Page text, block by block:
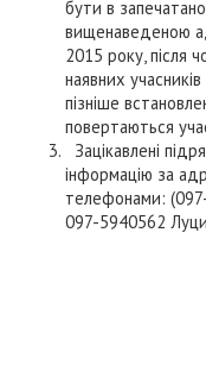
бути в
вищенаведеною
2015 року, після
наявних
пізніше
повертаються
Зацікавлені
інформацію за
телефонами:
097-5940562